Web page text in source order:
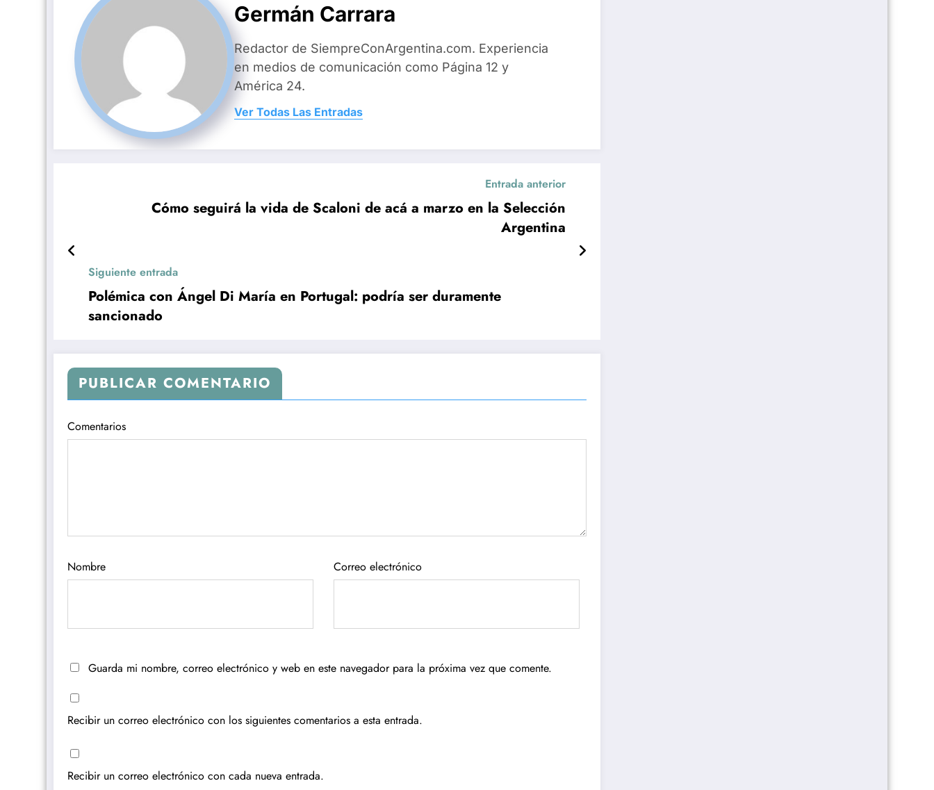
Germán Carrara
Redactor de SiempreConArgentina.com. Experiencia
en medios de comunicación como Página 12 y
América 24.
Ver Todas Las Entradas
Entrada anterior
Cómo seguirá la vida de Scaloni de acá a marzo en la Selección
Argentina
Siguiente entrada
Polémica con Ángel Di María en Portugal: podría ser duramente
sancionado
PUBLICAR COMENTARIO
Comentarios
Nombre Correo electrónico
Guarda mi nombre, correo electrónico y web en este navegador para la próxima vez que comente.
Recibir un correo electrónico con los siguientes comentarios a esta entrada.
Recibir un correo electrónico con cada nueva entrada.